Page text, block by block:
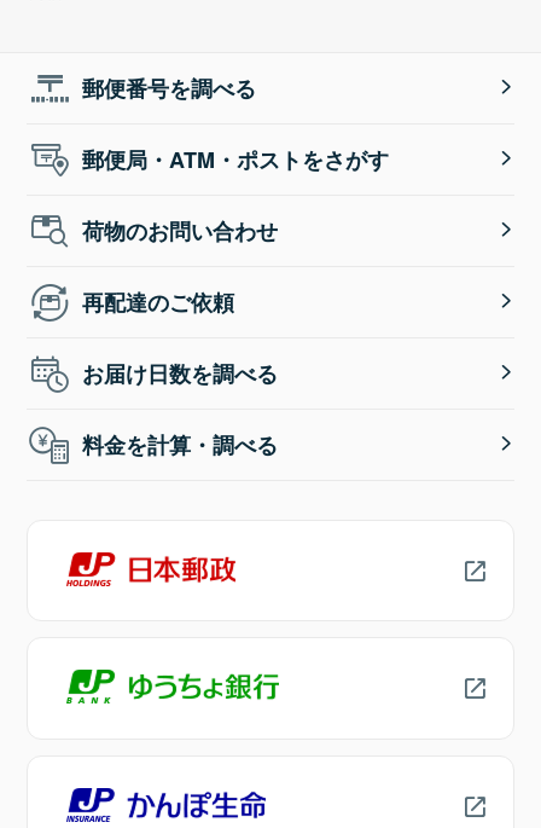
郵便番号を調べる
郵便局・ATM・ポストをさがす
荷物のお問い合わせ
再配達のご依頼
お届け日数を調べる
料金を計算・調べる